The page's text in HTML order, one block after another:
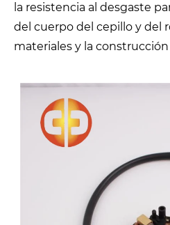
la resistencia al desgaste
del cuerpo del cepillo y del
materiales y la